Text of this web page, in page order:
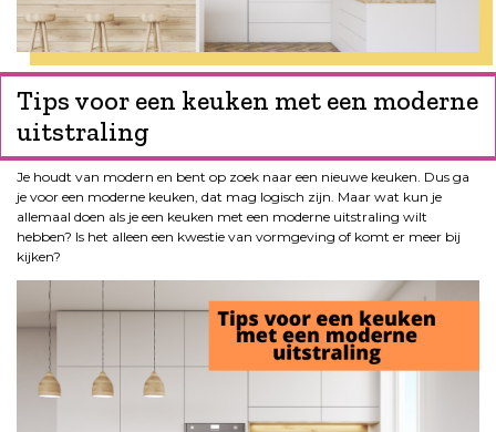
Tips voor een keuken met een moderne
uitstraling
Je houdt van modern en bent op zoek naar een nieuwe keuken. Dus ga
je voor een moderne keuken, dat mag logisch zijn. Maar wat kun je
allemaal doen als je een keuken met een moderne uitstraling wilt
hebben? Is het alleen een kwestie van vormgeving of komt er meer bij
kijken?